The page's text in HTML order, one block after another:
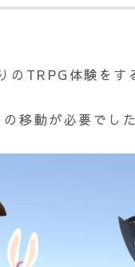
TRPG体験をす
移動が必要でし